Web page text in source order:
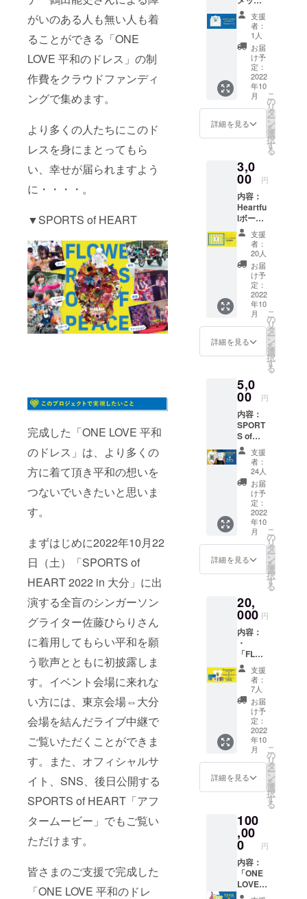
がいのある人も無い人も着
ることができる「ONE
LOVE 平和のドレス」の制
作費をクラウドファンディ
ングで集めます。
より多くの人たちにこのド
レスを身にまとってもら
い、幸せが届られますよう
に・・・・。
▼SPORTS of HEART
完成した「ONE LOVE 平和
のドレス」は、より多くの
方に着て頂き平和の想いを
つないでいきたいと思いま
す。
まずはじめに2022年10月22
日（土）「SPORTS of
HEART 2022 in 大分」に出
演する全盲のシンガーソン
グライター佐藤ひらりさん
に着用してもらい平和を願
う歌声とともに初披露しま
す。イベント会場に来れな
い方には、東京会場⇔大分
会場を結んだライブ中継で
ご覧いただくことができま
す。また、オフィシャルサ
イト、SNS、後日公開する
SPORTS of HEART「アフ
タームービー」でもご覧い
ただけます。
皆さまのご支援で完成した
「ONE LOVE 平和のドレ
年の大阪万
博へのGOLE
を目指して
地域の皆さ
まと共にダ
イバーシ
ティの輪を
広げていき
ます。
スポーツ・
オブ・ハー
トではお客
様も出演者
の一人で
す。
感動を分か
ちあい、共
にこのムー
ブメントの
輪を広げる
為のご協力
を集めてお
全国の皆さ
ま、どうぞ
よろしくお
願いたしま
セージ
（メー
ル） 私
たちが
感謝の
気持ち
を込め
て書い
たお礼
のメッ
セージ
をメー
ルで送
いただ
きま
す。 と
にかく
このプ
ロジェ
クトを
応援し
たい！
少しで
も多く
のお金
をプロ
ジェク
トのた
めに
使って
な方は
こちら
のご支
援をい
ただけ
たら嬉
しいで
す。
（税
込）
支援
者：
1人
お届
け予
定：
2022
年10
月
詳細を見る
こ
の
リ
タ
ー
ン
を
選
択
す
る
3,0
00 円
内容：
Heartfu
lボード
に名前
記載
10月22
日に開
催する
「SPO
RTS of
HEART
2022」
東京・
大分両
イベン
ト会場
「Heart
fulボー
ド」を
設置し
ます。
来場者
の皆さ
まやラ
イブ配
信時に
ご覧頂
きま
す。 ま
た、イ
ベント
終了後
に制作
ムー
ビーや
オフィ
シャル
サイ
ト・
SNS内
でご支
援者様
のお名
前が書
かれた
「Heart
fulボー
ド」を
ご紹介
しま
るお名
前を20
文字以
内で必
ずご記
入くだ
さい。
支援
者：
20人
お届
け予
定：
2022
年10
月
詳細を見る
こ
の
リ
タ
ー
ン
を
選
択
す
る
5,0
00 円
内容：
SPORT
S of
HEART
2022公
式Tシャ
ツ 現
代美術
家 鎌
谷徹太
郎デザ
イン カ
ラー：
ホワ
イト×ブ
ルー /
イト×イ
エロー
サイ
ズ：
S/M/L/X
L 綿
100％
＊税込/
送料込
み
支援
者：
24人
お届
け予
定：
2022
年10
月
詳細を見る
こ
の
リ
タ
ー
ン
を
選
択
す
る
20,
000 円
内容：
・
「FLO
WER
OF
PEACE
アート
ポスト
カード
ブック
レッ
ト」ポ
スト
カード
10枚入
り ウク
の芸術
家 ハ
リー
ナ・ナ
ザレン
コさん
と現代
美術
支援
者：
7人
お届
け予
定：
2022
年10
月
詳細を見る
こ
の
リ
タ
ー
ン
を
選
択
す
る
100
,00
0 円
内容：
「ONE
LOVE
平和の